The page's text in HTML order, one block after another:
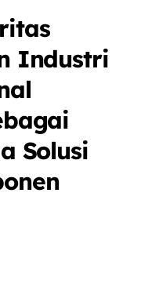
Industri
Solusi